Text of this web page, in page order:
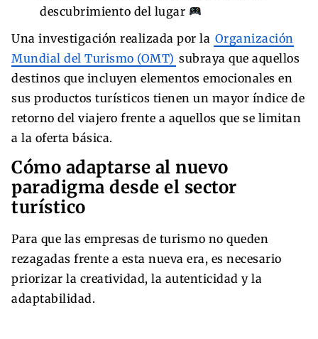
descubrimiento del lugar
Una investigación realizada por la Organización
Mundial del Turismo (OMT) subraya que aquellos
destinos que incluyen elementos emocionales en
sus productos turísticos tienen un mayor índice de
retorno del viajero frente a aquellos que se limitan
a la oferta básica.
Cómo adaptarse al nuevo
paradigma desde el sector
turístico
Para que las empresas de turismo no queden
rezagadas frente a esta nueva era, es necesario
priorizar la creatividad, la autenticidad y la
adaptabilidad.